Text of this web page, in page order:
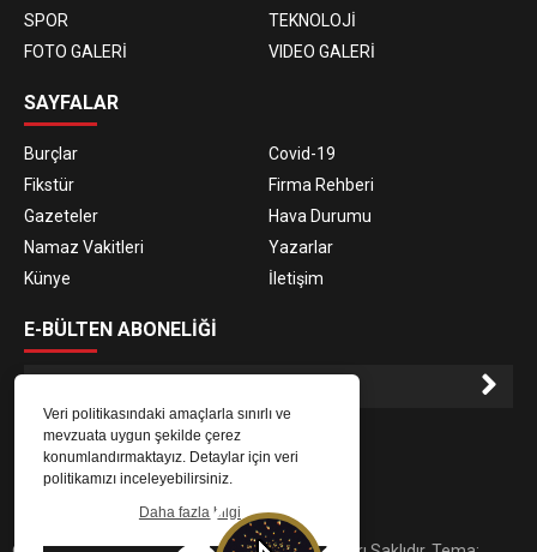
Veri politikasındaki amaçlarla sınırlı ve
mevzuata uygun şekilde çerez
konumlandırmaktayız. Detaylar için veri
politikamızı inceleyebilirsiniz.
Daha fazla bilgi
SPOR
TEKNOLOJİ
FOTO GALERİ
VIDEO GALERİ
SAYFALAR
Burçlar
Covid-19
Fikstür
Firma Rehberi
Gazeteler
Hava Durumu
Namaz Vakitleri
Yazarlar
Künye
İletişim
E-BÜLTEN ABONELİĞİ
E-Bülten aboneliği ile haberlere daha hızlı erişin.